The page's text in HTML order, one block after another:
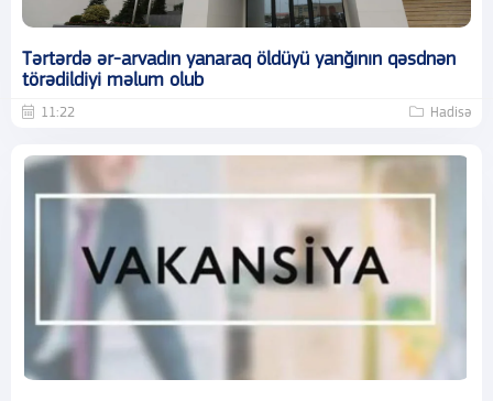
Tərtərdə ər-arvadın yanaraq öldüyü yanğının qəsdnən
törədildiyi məlum olub
11:22 Hadisə